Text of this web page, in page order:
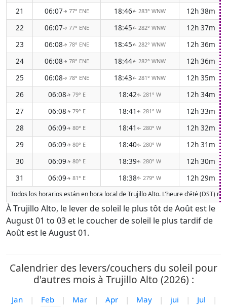
21 06:07↑ 77° ENE 18:46↑ 283° WNW
12h 38m
22
06:07↑ 77° ENE 18:45↑ 282° WNW
12h 37m
23
06:08↑ 78° ENE 18:45↑ 282° WNW
12h 36m
24
06:08↑ 78° ENE 18:44↑ 282° WNW
12h 36m
25
06:08↑ 78° ENE 18:43↑ 281° WNW
12h 35m
26
06:08↑ 79° E 18:42↑ 281° W
12h 34m
27
06:08↑ 79° E 18:41 ↑ 281° W
12h 33m
28
06:09↑ 80° E 18:41 ↑ 280° W
12h 32m
29
06:09↑ 80° E 18:40↑ 280° W
12h 31m
30
06:09↑ 80° E 18:39↑ 280° W
12h 30m
31
06:09↑ 81° E 18:38↑ 279° W 12h 29m
Todos los horarios están en hora local de Trujillo Alto. L'heure d'été (DST)
À Trujillo Alto, le lever de soleil le plus tôt de Août est le
August 01 to 03 et le coucher de soleil le plus tardif de
Août est le August 01.
Calendrier des levers/couchers du soleil pour
d'autres mois à Trujillo Alto (2026) :
Jan | Feb | Mar | Apr | May | jui | Jul
|